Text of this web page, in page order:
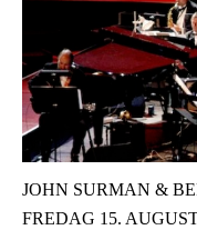
JOHN SURMAN &
FREDAG 15.